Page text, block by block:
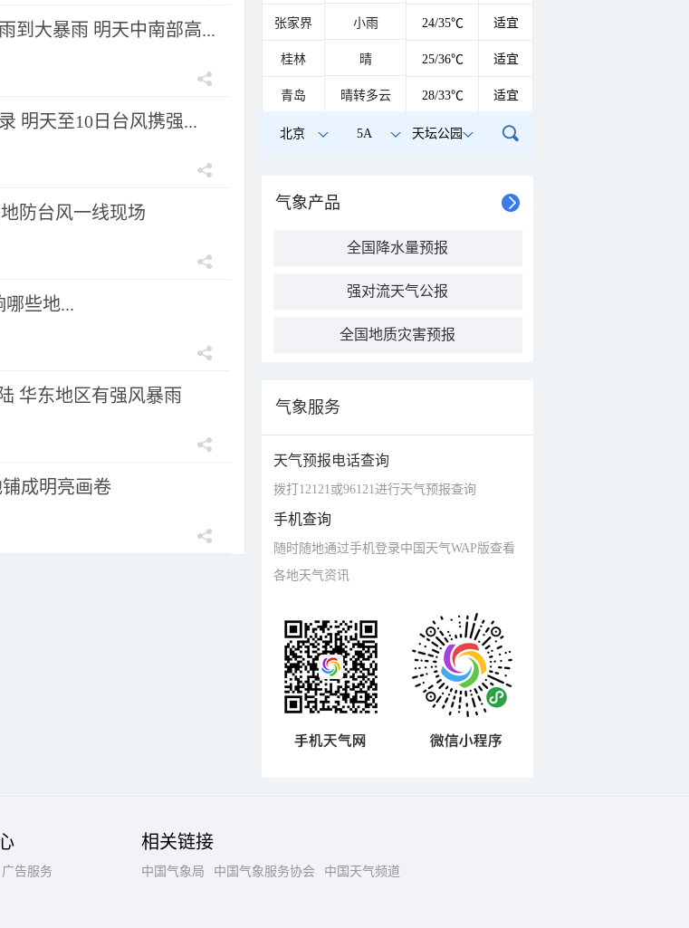
到大暴雨 明天中南部高...
明天至10日台风携强...
防台风一线现场
哪些地...
华东地区有强风暴雨
成明亮画卷
张家界 小雨 24/35℃ 适宜
桂林 晴 25/36℃ 适宜
青岛 晴转多云 28/33℃ 适宜
北京 5A 天坛公园
气象产品
全国降水量预报
强对流天气公报
全国地质灾害预报
气象服务
天气预报电话查询
拨打12121或96121进行天气预报查询
手机查询
随时随地通过手机登录中国天气WAP版查看
各地天气资讯
广告服务
相关链接
中国气象局 中国气象服务协会 中国天气频道